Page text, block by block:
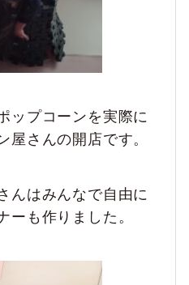
ップコーンを実際に
屋さんの開店です。
んはみんなで自由に
ーも作りました。